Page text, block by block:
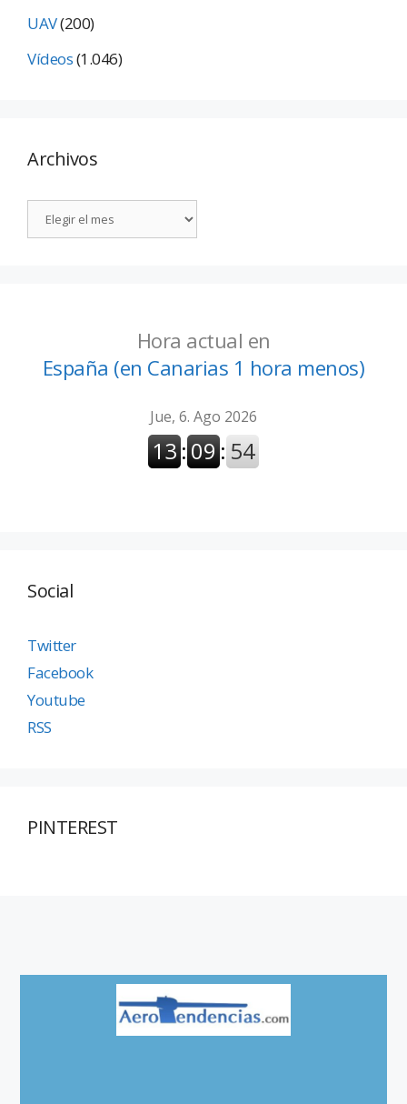
UAV(200)
Vídeos(1.046)
Archivos
Hora actual en
España (en Canarias 1 hora menos)
Social
Twitter
Facebook
Youtube
RSS
PINTEREST